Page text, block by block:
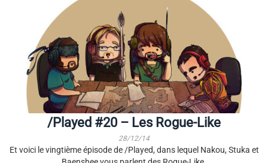
/Played #20 – Les Rogue-Like
28/12/14
Et voici le vingtième épisode de /Played, dans lequel Nakou, Stuka et